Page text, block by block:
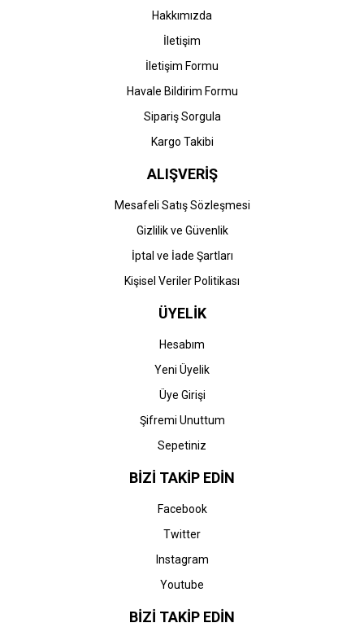
Hakkımızda
İletişim
İletişim Formu
Havale Bildirim Formu
Sipariş Sorgula
Kargo Takibi
ALIŞVERİŞ
Mesafeli Satış Sözleşmesi
Gizlilik ve Güvenlik
İptal ve İade Şartları
Kişisel Veriler Politikası
ÜYELİK
Hesabım
Yeni Üyelik
Üye Girişi
Şifremi Unuttum
Sepetiniz
BİZİ TAKİP EDİN
Facebook
Twitter
Instagram
Youtube
BİZİ TAKİP EDİN